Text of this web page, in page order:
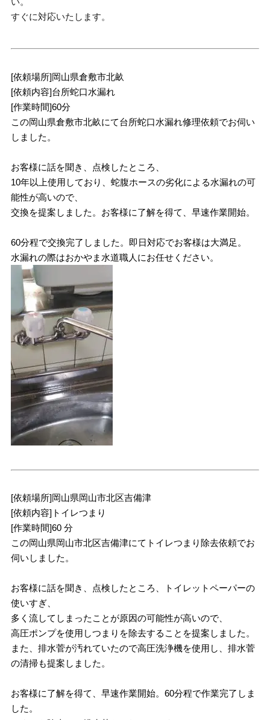
すぐに対応いたします。
[依頼場所]岡山県倉敷市北畝
[依頼内容]台所蛇口水漏れ
[作業時間]60分
この岡山県倉敷市北畝にて台所蛇口水漏れ修理依頼でお伺い
しました。
お客様に話を聞き、点検したところ、
10年以上使用しており、蛇腹ホースの劣化による水漏れの可
能性が高いので、
交換を提案しました。お客様に了解を得て、早速作業開始。
60分程で交換完了しました。即日対応でお客様は大満足。
水漏れの際はおかやま水道職人にお任せください。
[依頼場所]岡山県岡山市北区吉備津
[依頼内容]トイレつまり
[作業時間]60 分
この岡山県岡山市北区吉備津にてトイレつまり除去依頼でお
伺いしました。
お客様に話を聞き、点検したところ、トイレットペーパーの
使いすぎ、
多く流してしまったことが原因の可能性が高いので、
高圧ポンプを使用しつまりを除去することを提案しました。
また、排水菅が汚れていたので高圧洗浄機を使用し、排水菅
の清掃も提案しました。
お客様に了解を得て、早速作業開始。60分程で作業完了しま
した。